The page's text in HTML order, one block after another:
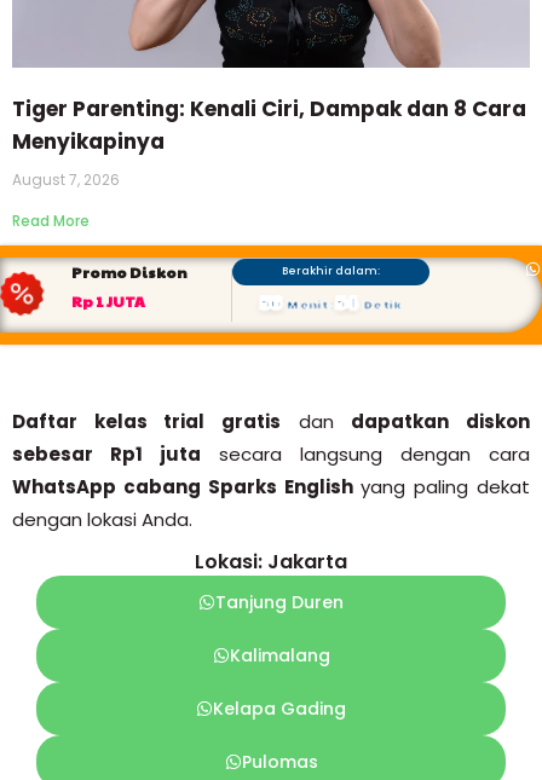
Tiger Parenting: Kenali Ciri, Dampak dan 8 Cara
Menyikapinya
August 7, 2026
Read More
Promo Diskon
Rp 1 JUTA
Berakhir dalam:
56 Menit: 53 Detik
Daftar kelas trial gratis dan dapatkan diskon
sebesar Rp1 juta secara langsung dengan cara
WhatsApp cabang Sparks Englishyang paling dekat
dengan lokasi Anda.
Lokasi: Jakarta
Tanjung Duren
Kalimalang
Kelapa Gading
Pulomas